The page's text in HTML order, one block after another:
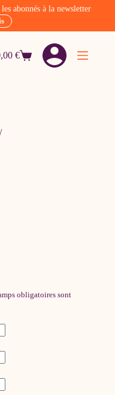
abonnés à la newsletter
€
obligatoires sont